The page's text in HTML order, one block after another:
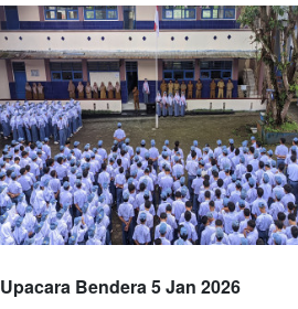
Upacara Bendera 5 Jan 2026